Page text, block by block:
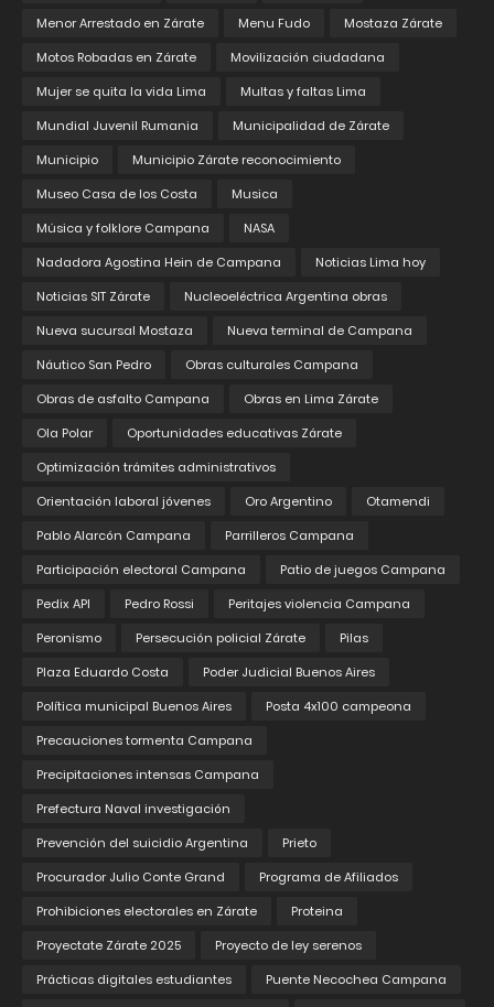
Menor Arrestado en Zárate
Menu Fudo
Mostaza Zárate
Motos Robadas en Zárate
Movilización ciudadana
Mujer se quita la vida Lima
Multas y faltas Lima
Mundial Juvenil Rumania
Municipalidad de Zárate
Municipio
Municipio Zárate reconocimiento
Museo Casa de los Costa
Musica
Música y folklore Campana
NASA
Nadadora Agostina Hein de Campana
Noticias Lima hoy
Noticias SIT Zárate
Nucleoeléctrica Argentina obras
Nueva sucursal Mostaza
Nueva terminal de Campana
Náutico San Pedro
Obras culturales Campana
Obras de asfalto Campana
Obras en Lima Zárate
Ola Polar
Oportunidades educativas Zárate
Optimización trámites administrativos
Orientación laboral jóvenes
Oro Argentino
Otamendi
Pablo Alarcón Campana
Parrilleros Campana
Participación electoral Campana
Patio de juegos Campana
Pedix API
Pedro Rossi
Peritajes violencia Campana
Peronismo
Persecución policial Zárate
Pilas
Plaza Eduardo Costa
Poder Judicial Buenos Aires
Política municipal Buenos Aires
Posta 4x100 campeona
Precauciones tormenta Campana
Precipitaciones intensas Campana
Prefectura Naval investigación
Prevención del suicidio Argentina
Prieto
Procurador Julio Conte Grand
Programa de Afiliados
Prohibiciones electorales en Zárate
Proteina
Proyectate Zárate 2025
Proyecto de ley serenos
Prácticas digitales estudiantes
Puente Necochea Campana